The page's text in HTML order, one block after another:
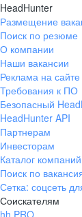
HeadHunter
Размещение
Поиск по резюме
О компании
Наши вакансии
Реклама на сайте
Требования к ПО
Безопасный
HeadHunter API
Партнерам
Инвесторам
Каталог компаний
Поиск по
Сетка: соцсеть
Соискателям
hh PRO